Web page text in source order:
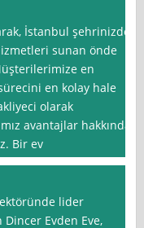
İstanbul şehrinizde
sunan önde
en
en kolay hale
olarak
avantajlar hakkında
Bir ev
lider
Evden Eve,